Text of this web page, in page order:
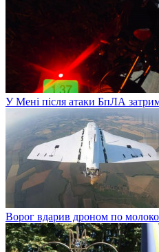
У Мені після атаки БпЛА
Ворог вдарив дроном по